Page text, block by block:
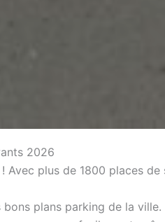
2026
Avec plus de 1800 places
plans parking de la